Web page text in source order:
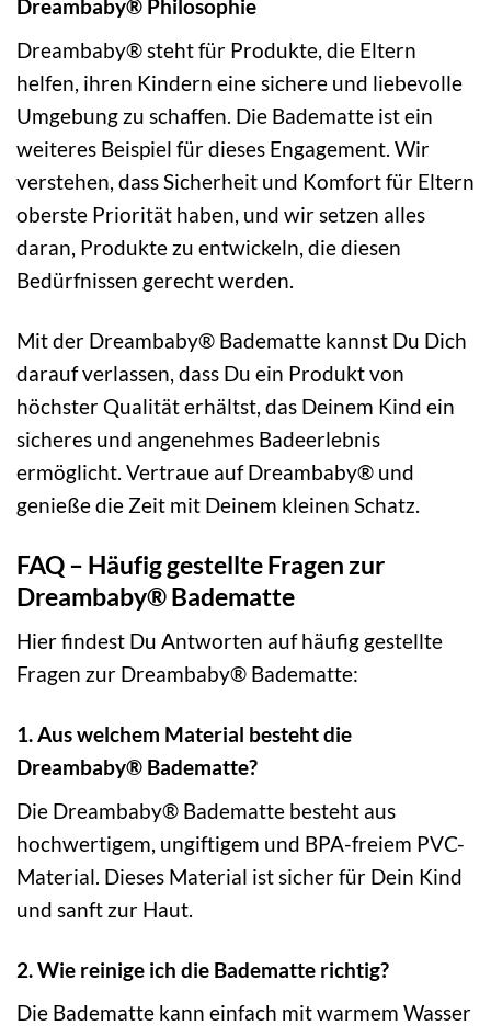
Dreambaby® Philosophie
Dreambaby® steht für Produkte, die Eltern
helfen, ihren Kindern eine sichere und liebevolle
Umgebung zu schaffen. Die Badematte ist ein
weiteres Beispiel für dieses Engagement. Wir
verstehen, dass Sicherheit und Komfort für Eltern
oberste Priorität haben, und wir setzen alles
daran, Produkte zu entwickeln, die diesen
Bedürfnissen gerecht werden.
Mit der Dreambaby® Badematte kannst Du Dich
darauf verlassen, dass Du ein Produkt von
höchster Qualität erhältst, das Deinem Kind ein
sicheres und angenehmes Badeerlebnis
ermöglicht. Vertraue auf Dreambaby® und
genieße die Zeit mit Deinem kleinen Schatz.
FAQ – Häufig gestellte Fragen zur
Dreambaby® Badematte
Hier findest Du Antworten auf häufig gestellte
Fragen zur Dreambaby® Badematte:
1. Aus welchem Material besteht die
Dreambaby® Badematte?
Die Dreambaby® Badematte besteht aus
hochwertigem, ungiftigem und BPA-freiem PVC-
Material. Dieses Material ist sicher für Dein Kind
und sanft zur Haut.
2. Wie reinige ich die Badematte richtig?
Die Badematte kann einfach mit warmem Wasser